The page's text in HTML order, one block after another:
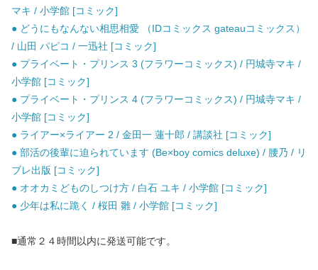
マキ / 小学館 [コミック]
● どうにもなんない相思相愛 （IDコミックス gateauコミックス）
/ 山田 パピコ / 一迅社 [コミック]
● プライベート・プリンス 3 (フラワーコミックス) / 円城寺マキ /
小学館 [コミック]
● プライベート・プリンス 4 (フラワーコミックス) / 円城寺マキ /
小学館 [コミック]
● ライアー×ライアー 2 / 金田一 蓮十郎 / 講談社 [コミック]
● 部活の後輩に迫られています (Be×boy comics deluxe) / 腰乃 / リ
ブレ出版 [コミック]
● オオカミどものしつけ方 / 白石 ユキ / 小学館 [コミック]
● 少年は私に跪く / 桜田 雛 / 小学館 [コミック]
■通常２４時間以内に発送可能です。